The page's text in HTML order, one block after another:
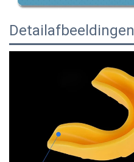
Detailafbeeldingen